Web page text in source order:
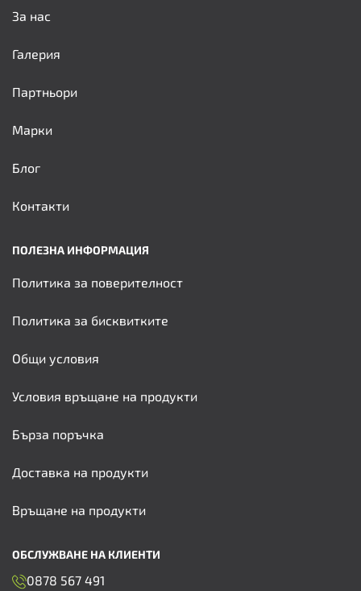
За нас
Галерия
Партньори
Марки
Блог
Контакти
ПОЛЕЗНА ИНФОРМАЦИЯ
Политика за поверителност
Политика за бисквитките
Общи условия
Условия връщане на продукти
Бърза поръчка
Доставка на продукти
Връщане на продукти
ОБСЛУЖВАНЕ НА КЛИЕНТИ
0878 567 491